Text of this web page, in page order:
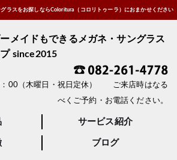
ラスをお探しならColoritura（コロリトゥーラ）におまかせください
メイドもできるメガネ・サングラス
since2015
：00（木曜日・祝日定休） ご来店時はなる
べくご予約・お電話ください。
サービス紹介
ブログ